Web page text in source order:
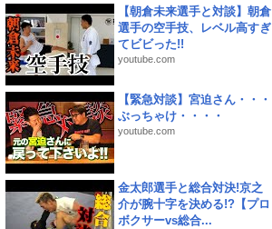
【朝倉未来選手と対談】朝倉
選手の空手技、レベル高すぎ
てビビった!!
youtube.com
【緊急対談】宮迫さん・・・
ぶっちゃけ・・・・
youtube.com
金太郎選手と総合対決!京之
介が腕十字を決める!?【プロ
ボクサーvs総合...